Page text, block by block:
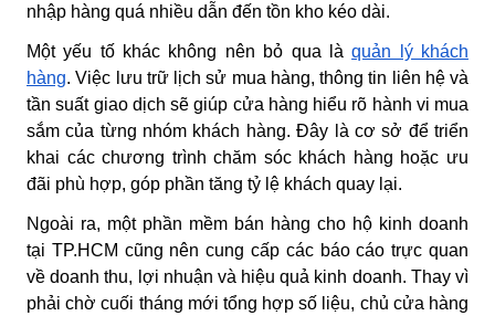
nhập hàng quá nhiều dẫn đến tồn kho kéo dài.
Một yếu tố khác không nên bỏ qua làquản lý khách
hàng. Việc lưu trữ lịch sử mua hàng, thông tin liên hệ và
tần suất giao dịch sẽ giúp cửa hàng hiểu rõ hành vi mua
sắm của từng nhóm khách hàng. Đây là cơ sở để triển
khai các chương trình chăm sóc khách hàng hoặc ưu
đãi phù hợp, góp phần tăng tỷ lệ khách quay lại.
Ngoài ra, một phần mềm bán hàng cho hộ kinh doanh
tại TP.HCM cũng nên cung cấp các báo cáo trực quan
về doanh thu, lợi nhuận và hiệu quả kinh doanh. Thay vì
phải chờ cuối tháng mới tổng hợp số liệu, chủ cửa hàng